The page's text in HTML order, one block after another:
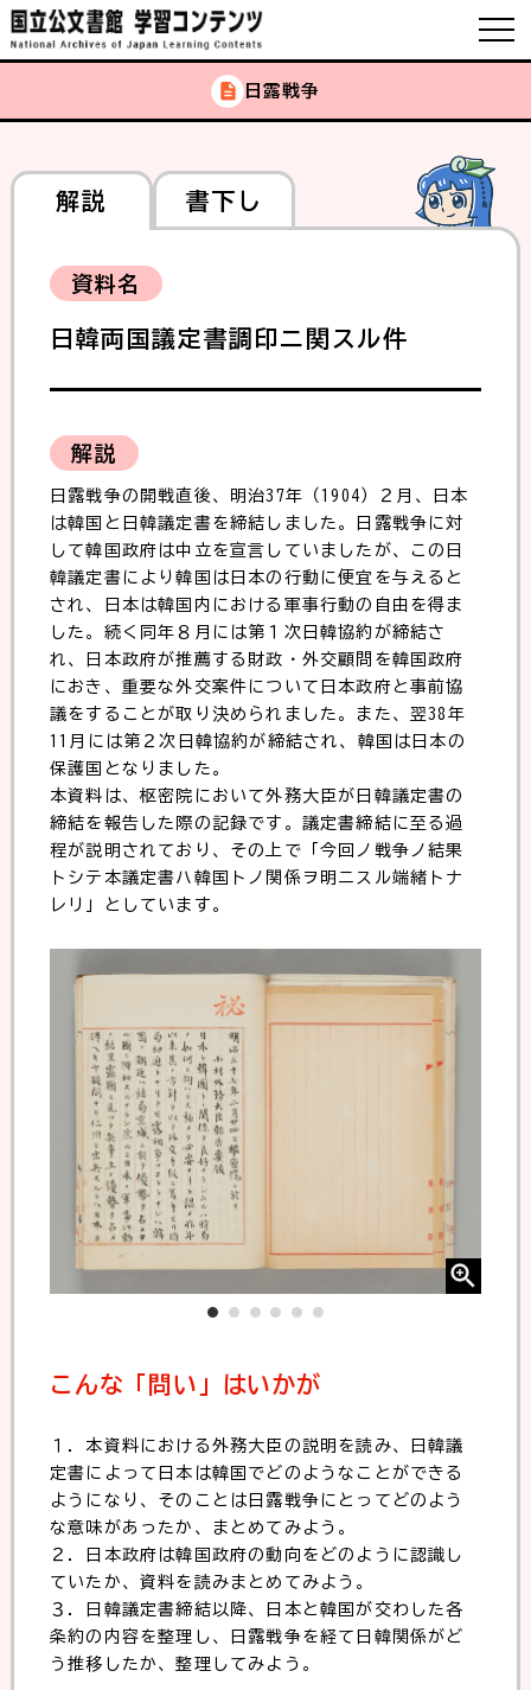
日露戦争
解説 書下し
資料名
日韓両国議定書調印ニ関スル件
解説
日露戦争の開戦直後、明治37年（1904）２月、日本
は韓国と日韓議定書を締結しました。日露戦争に対
して韓国政府は中立を宣言していましたが、この日
韓議定書により韓国は日本の行動に便宜を与えると
され、日本は韓国内における軍事行動の自由を得ま
した。続く同年８月には第１次日韓協約が締結さ
れ、日本政府が推薦する財政・外交顧問を韓国政府
におき、重要な外交案件について日本政府と事前協
議をすることが取り決められました。また、翌38年
11月には第２次日韓協約が締結され、韓国は日本の
保護国となりました。
本資料は、枢密院において外務大臣が日韓議定書の
締結を報告した際の記録です。議定書締結に至る過
程が説明されており、その上で「今回ノ戦争ノ結果
トシテ本議定書ハ韓国トノ関係ヲ明ニスル端緒トナ
レリ」としています。
こんな「問い」はいかが
１．本資料における外務大臣の説明を読み、日韓議
定書によって日本は韓国でどのようなことができる
ようになり、そのことは日露戦争にとってどのよう
な意味があったか、まとめてみよう。
２．日本政府は韓国政府の動向をどのように認識し
ていたか、資料を読みまとめてみよう。
３．日韓議定書締結以降、日本と韓国が交わした各
条約の内容を整理し、日露戦争を経て日韓関係がど
う推移したか、整理してみよう。